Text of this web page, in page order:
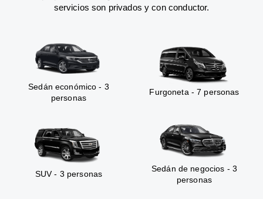
servicios son privados y con conductor.
Sedán económico - 3
personas
Furgoneta - 7 personas
SUV - 3 personas
Sedán de negocios - 3
personas